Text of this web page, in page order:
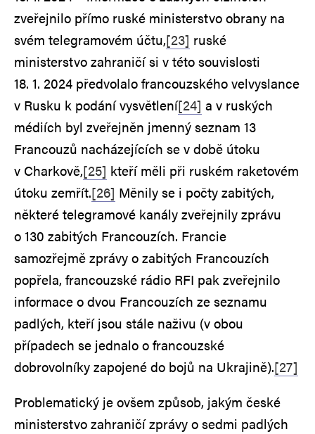
zveřejnilo přímo ruské ministerstvo obrany na
svém telegramovém účtu,[23] ruské
ministerstvo zahraničí si v této souvislosti
18. 1. 2024 předvolalo francouzského velvyslance
v Rusku k podání vysvětlení[24] a v ruských
médiích byl zveřejněn jmenný seznam 13
Francouzů nacházejících se v době útoku
v Charkově,[25] kteří měli při ruském raketovém
útoku zemřít.[26] Měnily se i počty zabitých,
některé telegramové kanály zveřejnily zprávu
o 130 zabitých Francouzích. Francie
samozřejmě zprávy o zabitých Francouzích
popřela, francouzské rádio RFI pak zveřejnilo
informace o dvou Francouzích ze seznamu
padlých, kteří jsou stále naživu (v obou
případech se jednalo o francouzské
dobrovolníky zapojené do bojů na Ukrajině).[27]
Problematický je ovšem způsob, jakým české
ministerstvo zahraničí zprávy o sedmi padlých